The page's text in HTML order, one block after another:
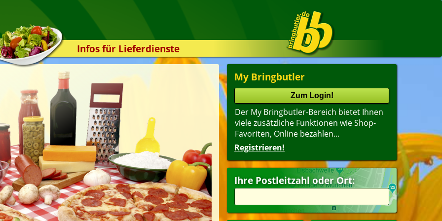
Infos für Lieferdienste
Kassensystem
Zuverlässigkeit
Sicherheit
Der Online-Shop
Das Bestellsystem
Der Bestellvorgang
Übertragung
Testshop
Styles
Kontakt
My Bringbutler
Der My Bringbutler-Bereich bietet Ihnen
viele zusätzliche Funktionen wie Shop-
Favoriten, Online bezahlen...
Registrieren!
Ihre Postleitzahl oder Ort: